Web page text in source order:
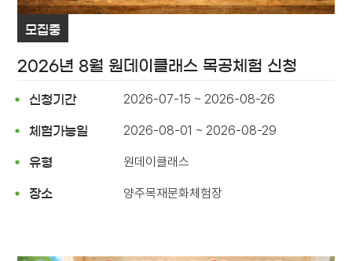
모집중
2026년 8월 원데이클래스 목공체험 신청
신청기간 2026-07-15 ~ 2026-08-26
체험가능일 2026-08-01 ~ 2026-08-29
유형 원데이클래스
장소 양주목재문화체험장